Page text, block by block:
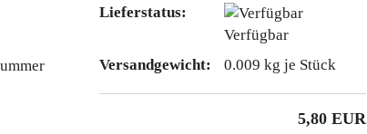
Lieferstatus:
Verfügbar
Versandgewicht:
0.009 kg je Stück
5,80 EUR